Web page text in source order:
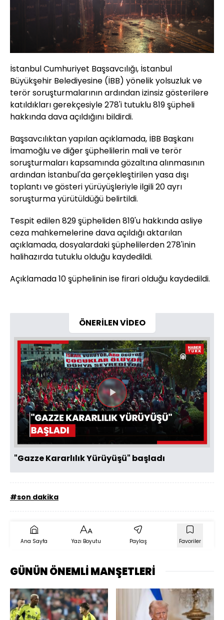
İstanbul Cumhuriyet Başsavcılığı, İstanbul
Büyükşehir Belediyesine (İBB) yönelik yolsuzluk ve
terör soruşturmalarının ardından izinsiz gösterilere
katıldıkları gerekçesiyle 278'i tutuklu 819 şüpheli
hakkında dava açıldığını bildirdi.
Başsavcılıktan yapılan açıklamada, İBB Başkanı
İmamoğlu ve diğer şüphelilerin mali ve terör
soruşturmaları kapsamında gözaltına alınmasının
ardından İstanbul'da gerçekleştirilen yasa dışı
toplantı ve gösteri yürüyüşleriyle ilgili 20 ayrı
soruşturma yürütüldüğü belirtildi.
Tespit edilen 829 şüpheliden 819'u hakkında asliye
ceza mahkemelerine dava açıldığı aktarılan
açıklamada, dosyalardaki şüphelilerden 278'inin
halihazırda tutuklu olduğu kaydedildi.
Açıklamada 10 şüphelinin ise firari olduğu kaydedildi.
ÖNERİLEN VİDEO
Videoyu
Oynat
"Gazze Kararlılık Yürüyüşü" başladı
#son dakika
Ana Sayfa Yazı Boyutu Paylaş Favoriler
GÜNÜN ÖNEMLİ MANŞETLERİ